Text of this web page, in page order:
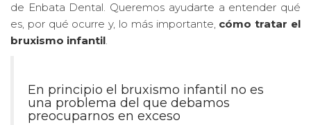
de Enbata Dental. Queremos ayudarte a entender qué
es, por qué ocurre y, lo más importante, cómo tratar el
bruxismo infantil.
En principio el bruxismo infantil no es
una problema del que debamos
preocuparnos en exceso